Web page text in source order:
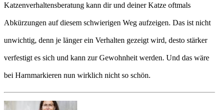
Katzenverhaltensberatung kann dir und deiner Katze oftmals
Abkürzungen auf diesem schwierigen Weg aufzeigen. Das ist nicht
unwichtig, denn je länger ein Verhalten gezeigt wird, desto stärker
verfestigt es sich und kann zur Gewohnheit werden. Und das wäre
bei Harnmarkieren nun wirklich nicht so schön.